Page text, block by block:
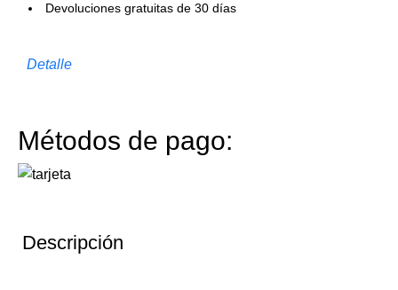
Devoluciones gratuitas de 30 días
Detalle
Métodos de pago:
Descripción